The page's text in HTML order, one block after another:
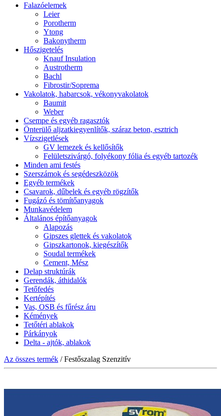
Falazóelemek
Leier
Porotherm
Ytong
Bakonytherm
Hőszigetelés
Knauf Insulation
Austrotherm
Bachl
Fibrostir/Soprema
Vakolatok, habarcsok, vékonyvakolatok
Baumit
Weber
Csempe és egyéb ragasztók
Önterülő aljzatkiegyenlítők, száraz beton, esztrich
Vízszigetlések
GV lemezek és kellősítők
Felületszivárgó, folyékony fólia és egyéb tartozék
Minden ami festés
Szerszámok és segédeszközök
Egyéb termékek
Csavarok, dűbelek és egyéb rögzítők
Fugázó és tömítőanyagok
Munkavédelem
Általános építőanyagok
Alapozás
Gipszes glettek és vakolatok
Gipszkartonok, kiegészítők
Soudal termékek
Cement, Mész
Delap struktúrák
Gerendák, áthidalók
Tetőfedés
Kertépítés
Vas, OSB és fűrész áru
Kémények
Tetőtéri ablakok
Párkányok
Delta - ajtók, ablakok
Az összes termék / Festőszalag Szenzitív